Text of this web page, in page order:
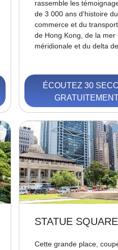
rassemble les
de 3 000 ans d'histoire du
commerce et du
de Hong Kong, de la mer
méridionale et du delta
ÉCOUTEZ 30
STATUE SQUARE
Cette grande place,